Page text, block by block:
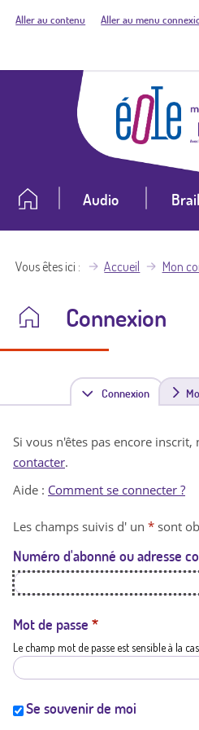
Aller au contenu Aller au menu
Audio
Vous êtes ici Accueil Mon
Connexion
Connexion(
n
t
a
t
i
Si vous n'êtes pas encore inscrit,
contacter.
Aide : Comment se connecter ?
Les champs suivis d' un * sont
Numéro d'abonné ou adresse
Mot de passe *
Le champ mot de passe est sensible à la
Se souvenir de moi